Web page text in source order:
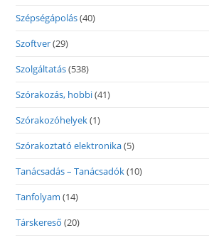
Szépségápolás(40)
Szoftver(29)
Szolgáltatás(538)
Szórakozás, hobbi(41)
Szórakozóhelyek(1)
Szórakoztató elektronika(5)
Tanácsadás – Tanácsadók(10)
Tanfolyam (14)
Társkereső (20)